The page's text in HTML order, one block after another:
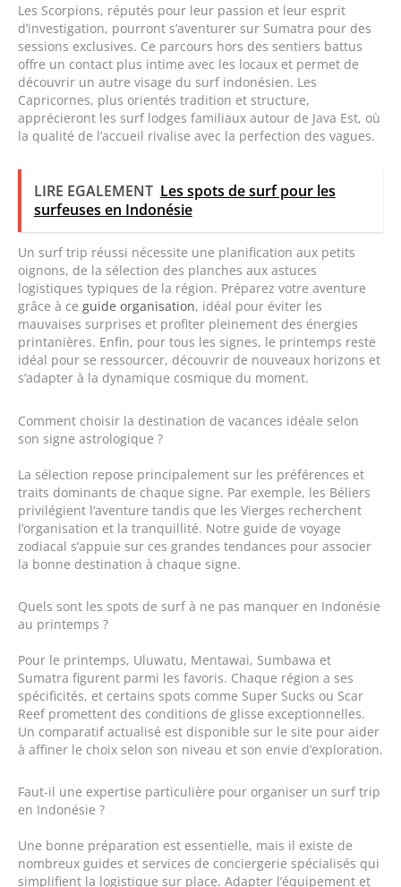
Les Scorpions, réputés pour leur passion et leur esprit
d’investigation, pourront s’aventurer sur Sumatra pour des
sessions exclusives. Ce parcours hors des sentiers battus
offre un contact plus intime avec les locaux et permet de
découvrir un autre visage du surf indonésien. Les
Capricornes, plus orientés tradition et structure,
apprécieront les surf lodges familiaux autour de Java Est, où
la qualité de l’accueil rivalise avec la perfection des vagues.
LIRE EGALEMENT Les spots de surf pour les
surfeuses en Indonésie
Un surf trip réussi nécessite une planification aux petits
oignons, de la sélection des planches aux astuces
logistiques typiques de la région. Préparez votre aventure
grâce à ce guide organisation, idéal pour éviter les
mauvaises surprises et profiter pleinement des énergies
printanières. Enfin, pour tous les signes, le printemps reste
idéal pour se ressourcer, découvrir de nouveaux horizons et
s’adapter à la dynamique cosmique du moment.
Comment choisir la destination de vacances idéale selon
son signe astrologique ?
La sélection repose principalement sur les préférences et
traits dominants de chaque signe. Par exemple, les Béliers
privilégient l’aventure tandis que les Vierges recherchent
l’organisation et la tranquillité. Notre guide de voyage
zodiacal s’appuie sur ces grandes tendances pour associer
la bonne destination à chaque signe.
Quels sont les spots de surf à ne pas manquer en Indonésie
au printemps ?
Pour le printemps, Uluwatu, Mentawai, Sumbawa et
Sumatra figurent parmi les favoris. Chaque région a ses
spécificités, et certains spots comme Super Sucks ou Scar
Reef promettent des conditions de glisse exceptionnelles.
Un comparatif actualisé est disponible sur le site pour aider
à affiner le choix selon son niveau et son envie d’exploration.
Faut-il une expertise particulière pour organiser un surf trip
en Indonésie ?
Une bonne préparation est essentielle, mais il existe de
nombreux guides et services de conciergerie spécialisés qui
simplifient la logistique sur place. Adapter l’équipement et